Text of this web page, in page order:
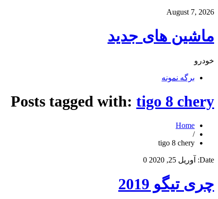
August 7, 2026
ماشین های جدید
خودرو
برگه نمونه
Posts tagged with: tigo 8 chery
Home
/
tigo 8 chery
Date: آوریل 25, 2020 0
چری تیگو 2019